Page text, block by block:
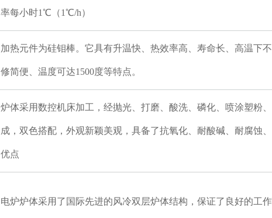
率每小时1℃（1℃/h）
加热元件为硅钼棒。它具有升温快、热效率高、寿命长、高温下
修简便、温度可达1500度等特点。
炉体采用数控机床加工，经抛光、打磨、酸洗、磷化、喷涂塑粉
成，双色搭配，外观新颖美观，具备了抗氧化、耐酸碱、耐腐蚀
优点
电炉炉体采用了国际先进的风冷双层炉体结构，保证了良好的工